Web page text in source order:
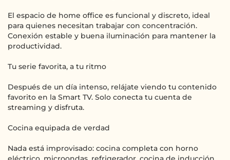
El espacio de home office es funcional y discreto, ideal
para quienes necesitan trabajar con concentración.
Conexión estable y buena iluminación para mantener la
productividad.
Tu serie favorita, a tu ritmo
Después de un día intenso, relájate viendo tu contenido
favorito en la Smart TV. Solo conecta tu cuenta de
streaming y disfruta.
Cocina equipada de verdad
Nada está improvisado: cocina completa con horno